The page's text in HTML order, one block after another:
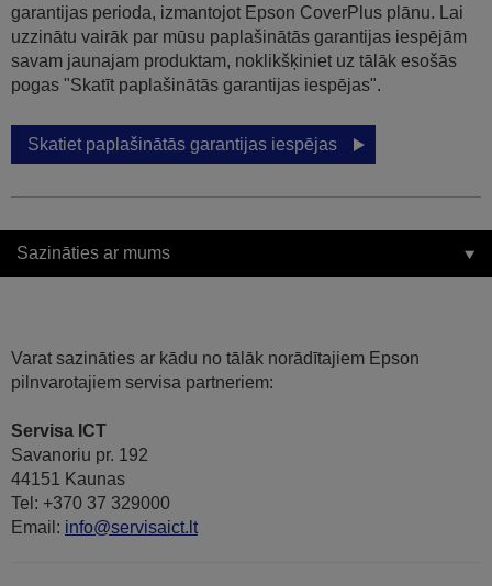
garantijas perioda, izmantojot Epson CoverPlus plānu. Lai
uzzinātu vairāk par mūsu paplašinātās garantijas iespējām
savam jaunajam produktam, noklikšķiniet uz tālāk esošās
pogas "Skatīt paplašinātās garantijas iespējas".
Skatiet paplašinātās garantijas iespējas
Sazināties ar mums
Varat sazināties ar kādu no tālāk norādītajiem Epson
pilnvarotajiem servisa partneriem:
Servisa ICT
Savanoriu pr. 192
44151 Kaunas
Tel: +370 37 329000
Email: info@servisaict.lt